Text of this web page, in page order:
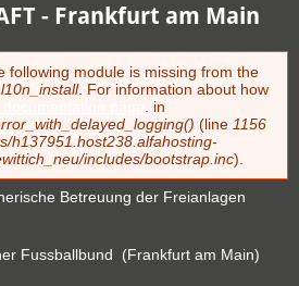
- Frankfurt am Main
following module is missing from the
. For information about how
. in
(line 1156
h137951.host238.alfahosting-
includes/bootstrap.inc).
Betreuung der Freianlagen
Fussballbund (Frankfurt am Main)